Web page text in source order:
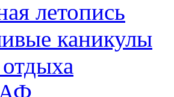
летопись
каникулы